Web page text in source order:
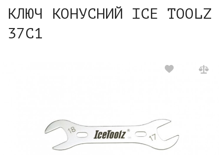
КЛЮЧ КОНУСНИЙ ICE TOOLZ
37C1